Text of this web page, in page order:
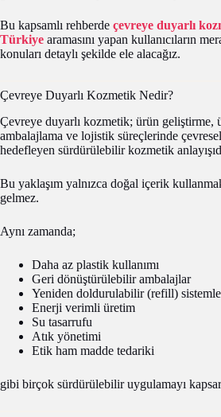
Bu kapsamlı rehberde çevreye duyarlı
Türkiye aramasını yapan kullanıcıların
konuları detaylı şekilde ele alacağız.
Çevreye Duyarlı Kozmetik Nedir?
Çevreye duyarlı kozmetik; ürün geliştirme,
ambalajlama ve lojistik süreçlerinde
hedefleyen sürdürülebilir kozmetik
Bu yaklaşım yalnızca doğal içerik
gelmez.
Aynı zamanda;
Daha az plastik kullanımı
Geri dönüştürülebilir ambalajlar
Yeniden doldurulabilir (refill)
Enerji verimli üretim
Su tasarrufu
Atık yönetimi
Etik ham madde tedariki
gibi birçok sürdürülebilir uygulamayı